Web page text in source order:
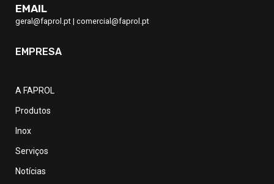
EMAIL
geral@faprol.pt | comercial@faprol.pt
EMPRESA
A FAPROL
Produtos
Inox
Serviços
Notícias